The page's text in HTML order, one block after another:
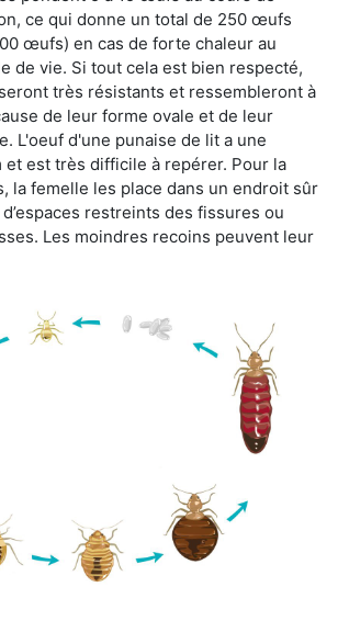
ce qui donne un total de 250 œufs
œufs) en cas de forte chaleur au
de vie. Si tout cela est bien respecté,
très résistants et ressembleront à
de leur forme ovale et de leur
L'oeuf d'une punaise de lit a une
et est très difficile à repérer. Pour la
la femelle les place dans un endroit sûr
restreints des fissures ou
Les moindres recoins peuvent leur